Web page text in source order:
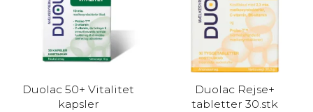
Duolac 50+ Vitalitet
kapsler
Duolac Rejse+
tabletter 30.stk